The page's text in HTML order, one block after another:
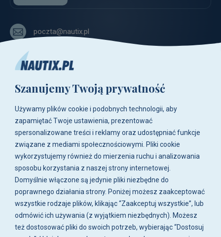
poczta@nautix.pl
+48 783-788-216
ul. Zwoleńska 23,
04-761 Warszawa
Biuro i sklep są czynne:
pn-pt w godz. 8:00 - 16:00.
O firmie
Zakupy
Moje konto
Artykuły i galeria
Szanujemy Twoją prywatność
Używamy plików cookie i podobnych technologii, aby
zapamiętać Twoje ustawienia, prezentować
spersonalizowane treści i reklamy oraz udostępniać funkcje
związane z mediami społecznościowymi. Pliki cookie
wykorzystujemy również do mierzenia ruchu i analizowania
sposobu korzystania z naszej strony internetowej.
Domyślnie włączone są jedynie pliki niezbędne do
poprawnego działania strony. Poniżej możesz zaakceptować
wszystkie rodzaje plików, klikając “Zaakceptuj wszystkie”, lub
odmówić ich używania (z wyjątkiem niezbędnych). Możesz
też dostosować pliki do swoich potrzeb, wybierając “Dostosuj